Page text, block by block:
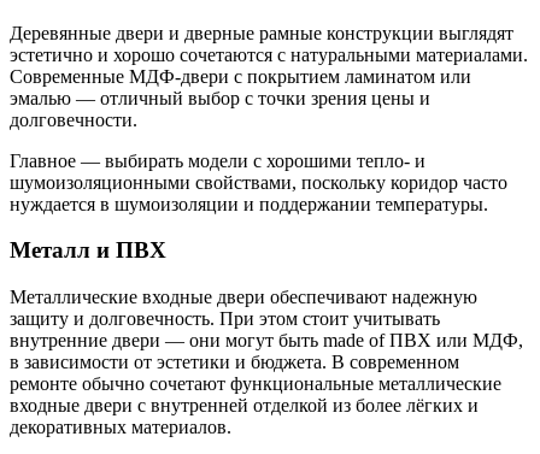
Деревянные двери и дверные рамные конструкции выглядят
эстетично и хорошо сочетаются с натуральными материалами.
Современные МДФ-двери с покрытием ламинатом или
эмалью — отличный выбор с точки зрения цены и
долговечности.
Главное — выбирать модели с хорошими тепло- и
шумоизоляционными свойствами, поскольку коридор часто
нуждается в шумоизоляции и поддержании температуры.
Металл и ПВХ
Металлические входные двери обеспечивают надежную
защиту и долговечность. При этом стоит учитывать
внутренние двери — они могут быть made of ПВХ или МДФ,
в зависимости от эстетики и бюджета. В современном
ремонте обычно сочетают функциональные металлические
входные двери с внутренней отделкой из более лёгких и
декоративных материалов.